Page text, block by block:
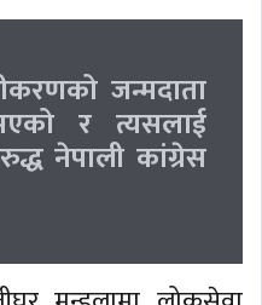
जन्मदाता
र त्यसलाई
नेपाली कांग्रेस